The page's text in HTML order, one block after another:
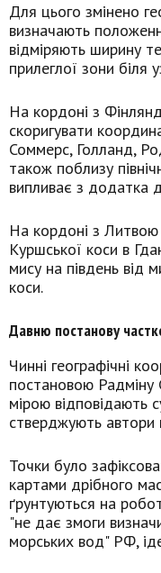
Для цього змінено
визначають
відміряють ширину
прилеглої зони біля
На кордоні з
скоригувати
Соммерс, Голланд,
також поблизу
випливає з додатка
На кордоні з
Куршської коси в
мису на південь від
коси.
Давню постанову
Чинні географічні
постановою
мірою відповідають
стверджують автори
Точки було
картами дрібного
ґрунтуються на
"не дає змоги
морських вод" РФ,